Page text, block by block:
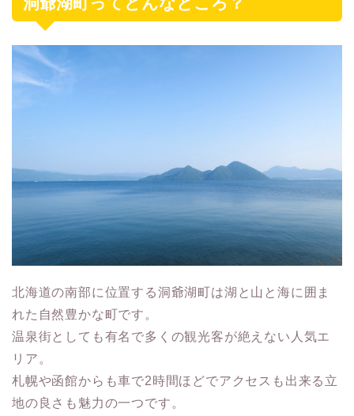
北海道の南部に位置する洞爺湖町は湖と山と海に囲ま
れた自然豊かな町です。
温泉街としても有名で多くの観光客が絶えない人気エ
リア。
札幌や函館からも車で2時間ほどでアクセスも出来る立
地の良さも魅力の一つです。